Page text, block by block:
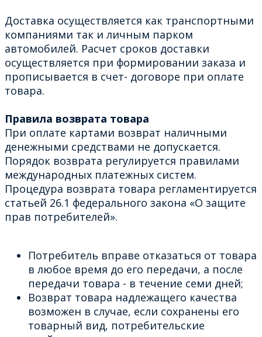
Доставка осуществляется как транспортными
компаниями так и личным парком
автомобилей. Расчет сроков доставки
осуществляется при формировании заказа и
прописывается в счет- договоре при оплате
товара.
Правила возврата товара
При оплате картами возврат наличными
денежными средствами не допускается.
Порядок возврата регулируется правилами
международных платежных систем.
Процедура возврата товара регламентируется
статьей 26.1 федерального закона «О защите
прав потребителей».
Потребитель вправе отказаться от товара
в любое время до его передачи, а после
передачи товара - в течение семи дней;
Возврат товара надлежащего качества
возможен в случае, если сохранены его
товарный вид, потребительские